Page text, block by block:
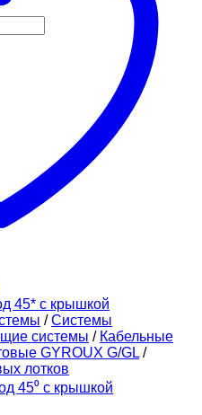
/ Системы
системы / Кабельные
GYROUX G/GL /
лотков
45⁰ с крышкой